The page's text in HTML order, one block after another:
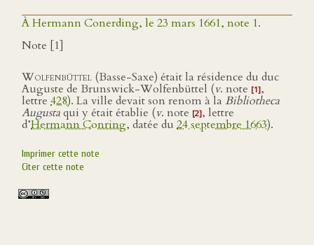
À Hermann Conerding, le 23 mars 1661, note 1.
Note [1]
Wolfenbüttel (Basse-Saxe) était la résidence du duc
Auguste de Brunswick-Wolfenbüttel (v. note [1],
lettre 428). La ville devait son renom à la Bibliotheca
Augustaqui y était établie (v. note [2], lettre
d’Hermann Conring, datée du 24 septembre 1663).
Imprimer cette note
Citer cette note